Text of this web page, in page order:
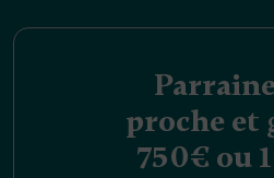
proche et
750€ ou